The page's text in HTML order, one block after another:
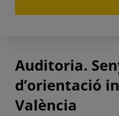
Auditoria.
d’orientació
València